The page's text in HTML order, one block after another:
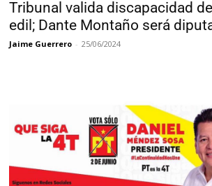
Tribunal valida discapacidad
edil; Dante Montaño será
Jaime Guerrero - 25/06/2024